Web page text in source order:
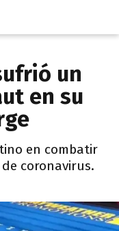
un
en su
en combatir
coronavirus.